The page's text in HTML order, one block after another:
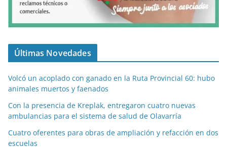
Últimas Novedades
Volcó un acoplado con ganado en la Ruta Provincial 60: hubo
animales muertos y faenados
Con la presencia de Kreplak, entregaron cuatro nuevas
ambulancias para el sistema de salud de Olavarría
Cuatro oferentes para obras de ampliación y refacción en dos
escuelas